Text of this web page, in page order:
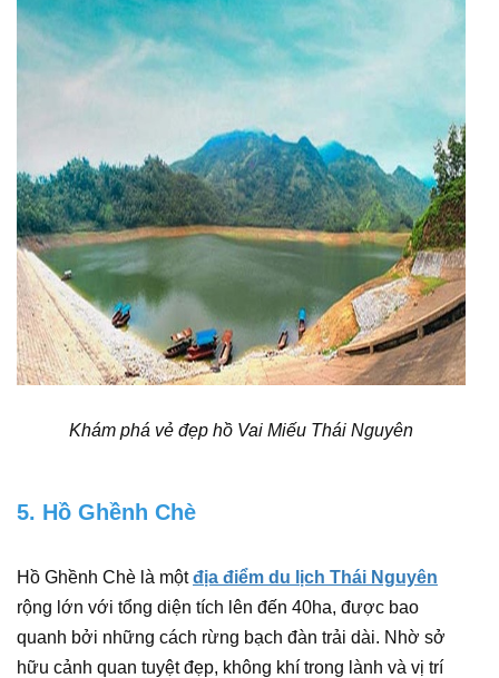
Khám phá vẻ đẹp hồ Vai Miếu Thái Nguyên
5. Hồ Ghềnh Chè
Hồ Ghềnh Chè là mộtđịa điểm du lịch Thái Nguyên
rộng lớn với tổng diện tích lên đến 40ha, được bao
quanh bởi những cách rừng bạch đàn trải dài. Nhờ sở
hữu cảnh quan tuyệt đẹp, không khí trong lành và vị trí